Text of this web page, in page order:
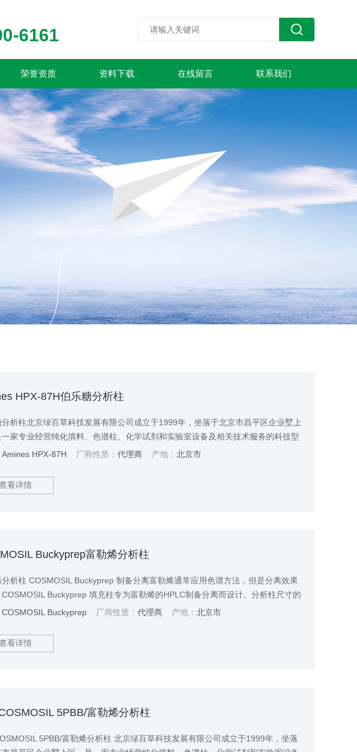
6161
荣誉资质 资料下载 在线留言 联系我们
HPX-87H伯乐糖分析柱
析柱北京绿百草科技发展有限公司成立于1999年，坐落于北京市昌平区企业墅上
一家专业经营纯化填料、色谱柱、化学试剂和实验室设备及相关技术服务的科技型
品主要应用于制药、生物、食品、环境和农业等领域。凭借较好的产品和服务，
得到了政府部门的关怀和有力支持。
Amines HPX-87H 厂商性质：代理商 产地：北京市
看详情
Buckyprep富勒烯分析柱
析柱 COSMOSIL Buckyprep 制备分离富勒烯通常应用色谱方法，但是分离效果
Buckyprep 填充柱专为富勒烯的HPLC制备分离而设计。分析柱尺寸的
传统C18制备柱的载量相同，所以使用HPLC分析系统可制备分离富勒烯，因
COSMOSIL Buckyprep 厂商性质：代理商 产地：北京市
看详情
5PBB/富勒烯分析柱
5PBB/富勒烯分析柱 北京绿百草科技发展有限公司成立于1999年，坐落